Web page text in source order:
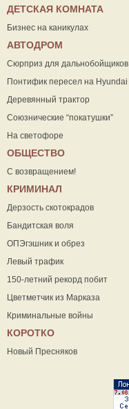
ДЕТСКАЯ КОМНАТА
Бизнес на каникулах
АВТОДРОМ
Сюрприз для дальнобойщиков
Понтифик пересел на Hyundai
Деревянный трактор
Союзнические “покатушки”
На светофоре
ОБЩЕСТВО
С возвращением!
КРИМИНАЛ
Дерзость скотокрадов
Бандитская воля
ОПЭгэшник и обрез
Левый трафик
150-летний рекорд побит
Цветметчик из Марказа
Криминальные войны
КОРОТКО
Новый Пресняков